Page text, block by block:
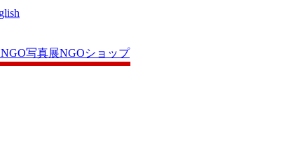
NGO写真展NGOショップ